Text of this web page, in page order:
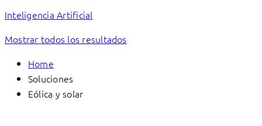
Inteligencia Artificial
Mostrar todos los resultados
Home
Soluciones
Eólica y solar